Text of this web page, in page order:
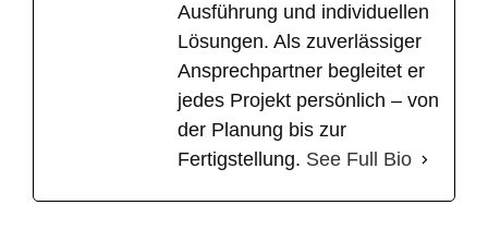
Ausführung und individuellen
Lösungen. Als zuverlässiger
Ansprechpartner begleitet er
jedes Projekt persönlich – von
der Planung bis zur
Fertigstellung. See Full Bio